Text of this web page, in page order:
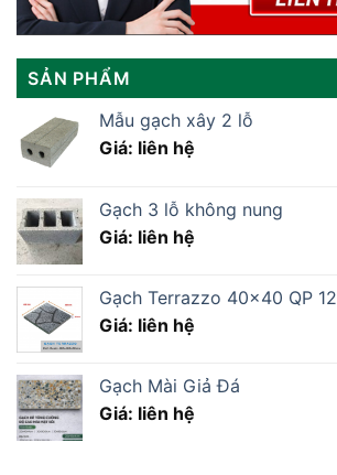
SẢN PHẨM
Mẫu gạch xây 2 lỗ
Giá: liên hệ
Gạch 3 lỗ không nung
Giá: liên hệ
Gạch Terrazzo 40×40 QP 12
Giá: liên hệ
Gạch Mài Giả Đá
Giá: liên hệ